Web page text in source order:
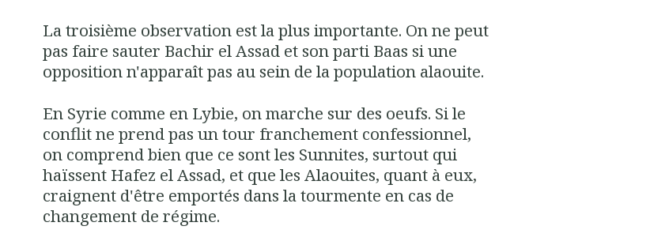
La troisième observation est la plus importante. On ne peut
pas faire sauter Bachir el Assad et son parti Baas si une
opposition n'apparaît pas au sein de la population alaouite.
En Syrie comme en Lybie, on marche sur des oeufs. Si le
conflit ne prend pas un tour franchement confessionnel,
on comprend bien que ce sont les Sunnites, surtout qui
haïssent Hafez el Assad, et que les Alaouites, quant à eux,
craignent d'être emportés dans la tourmente en cas de
changement de régime.